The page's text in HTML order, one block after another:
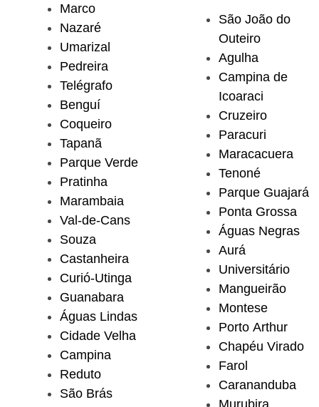
Marco
Nazaré
Umarizal
Pedreira
Telégrafo
Benguí
Coqueiro
Tapanã
Parque Verde
Pratinha
Marambaia
Val-de-Cans
Souza
Castanheira
Curió-Utinga
Guanabara
Águas Lindas
Cidade Velha
Campina
Reduto
São Brás
São João do
Outeiro
Agulha
Campina de
Icoaraci
Cruzeiro
Paracuri
Maracacuera
Tenoné
Parque Guajará
Ponta Grossa
Águas Negras
Aurá
Universitário
Mangueirão
Montese
Porto Arthur
Chapéu Virado
Farol
Carananduba
Murubira